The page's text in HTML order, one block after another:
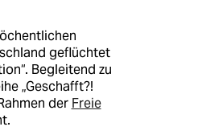
geflüchtet
Begleitend zu
„Geschafft?!
der Freie